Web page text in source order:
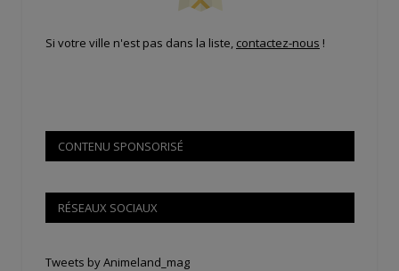
Si votre ville n'est pas dans la liste, contactez-nous !
CONTENU SPONSORISÉ
RÉSEAUX SOCIAUX
Tweets by Animeland_mag